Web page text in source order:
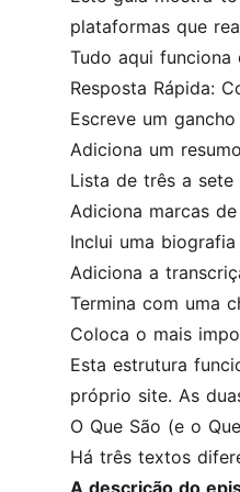
plataformas que
Tudo aqui
Resposta Rápida:
Escreve um
Adiciona um
Lista de três a sete
Adiciona marcas
Inclui uma
Adiciona a
Termina com uma
Coloca o mais
Esta estrutura
próprio site. As
O Que São (e o
Há três textos
A descrição do